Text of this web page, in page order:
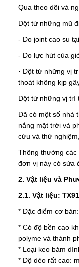
Qua theo dõi và
Dột từ những mũ
- Do joint cao su
- Do lực hút của
· Dột từ những vị
thoát không kịp
Dột từ những vị trí
Đã có một số nhà
nắng mặt trời và
cứu và thử
Thông thường các
đơn vị này có sửa
2. Vật liệu và
2.1. Vật liệu:
* Đặc điểm cơ bản:
* Có độ bền cao
polyme và thành
* Loại keo bám
* Độ dẻo rất cao: